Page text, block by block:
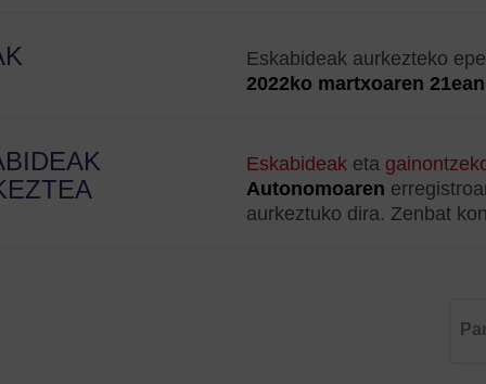
Eskabideak aurkezteko
2022ko martxoaren 21ean
Eskabideaketa
Autonomoaren
aurkeztuko dira. Zenbat